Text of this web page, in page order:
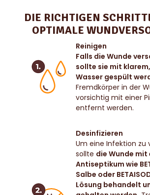
DIE RICHTIGEN
OPTIMALE
Reinigen
Falls die Wunde
sollte sie mit
Wasser gespült
Fremdkörper in der
vorsichtig mit einer
entfernt werden.
Desinfizieren
Um eine Infektion zu
sollte die Wunde mit
Antiseptikum wie
Salbe oder
Lösung behandelt